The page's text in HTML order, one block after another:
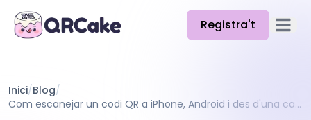
Registra't Obre
Preus
Inici/Blog/
Com escanejar un codi QR a iPhone, Android i des d'una captura de pantalla (2026)